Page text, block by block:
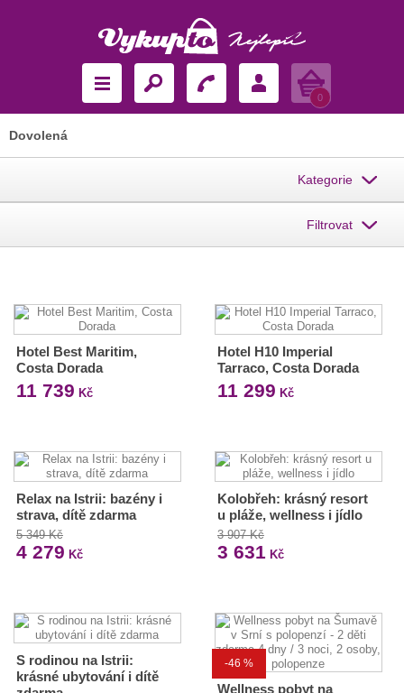
Košík
0
Dovolená
Kategorie
Filtrovat
Hotel Best Maritim,
Costa Dorada
11 739 Kč
Hotel H10 Imperial
Tarraco, Costa Dorada
11 299 Kč
Relax na Istrii: bazény i
strava, dítě zdarma
5 349 Kč
4 279 Kč
Kolobřeh: krásný resort
u pláže, wellness i jídlo
3 907 Kč
3 631 Kč
S rodinou na Istrii:
krásné ubytování i dítě
-46 %
Wellness pobyt na